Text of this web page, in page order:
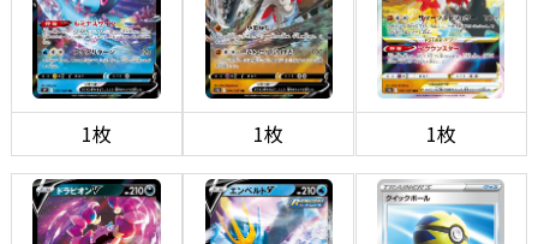
1枚 1枚 1枚